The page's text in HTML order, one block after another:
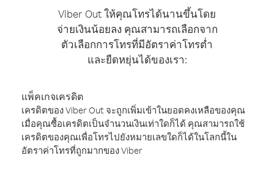
Viber Out ให้คุณโทรได้นานขึ้นโดย
จ่ายเงินน้อยลง คุณสามารถเลือกจาก
ตัวเลือกการโทรที่มีอัตราค่าโทรต่ำ
และยืดหยุ่นได้ของเรา:
แพ็คเกจเครดิต
เครดิตของ Viber Out จะถูกเพิ่มเข้าในยอดคงเหลือของคุณ
เมื่อคุณซื้อเครดิตเป็นจำนวนเงินเท่าใดก็ได้ คุณสามารถใช้
เครดิตของคุณเพื่อโทรไปยังหมายเลขใดก็ได้ในโลกนี้ใน
อัตราค่าโทรที่ถูกมากของ Viber